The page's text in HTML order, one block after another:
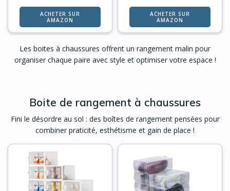
ACHETER SUR
AMAZON
ACHETER SUR
AMAZON
Les boites à chaussures offrent un rangement malin pour
organiser chaque paire avec style et optimiser votre espace !
Boite de rangement à chaussures
Fini le désordre au sol : des boîtes de rangement pensées pour
combiner praticité, esthétisme et gain de place !